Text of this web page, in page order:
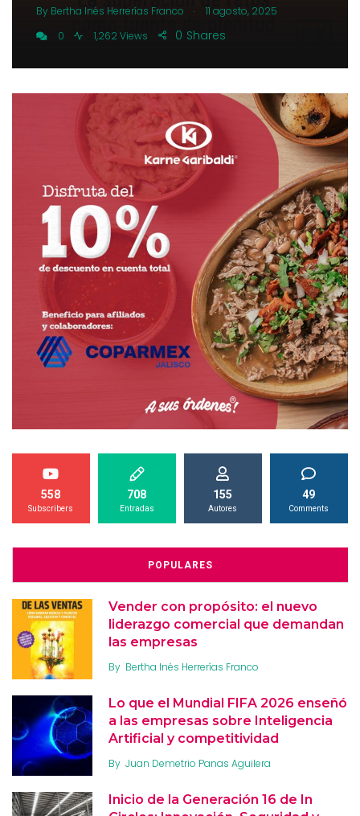
By Bertha Inés Herrerías Franco .
11 agosto, 2025
0
1,262 Views Shares
0
558
Subscribers
708
Entradas
155
Autores
49
Comments
POPULARES
Vender con propósito: el nuevo
liderazgo comercial que demandan
las empresas
By Bertha Inés Herrerías Franco
Lo que el Mundial FIFA 2026 enseñó
a las empresas sobre Inteligencia
Artificial y competitividad
By Juan Demetrio Panas Aguilera
Inicio de la Generación 16 de In